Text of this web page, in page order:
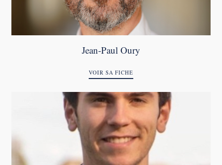
Jean-Paul Oury
VOIR SA FICHE